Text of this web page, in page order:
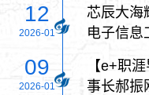
12
2026-01
芯辰大
电子信息
09
2026-01
【e+职
事长郝振